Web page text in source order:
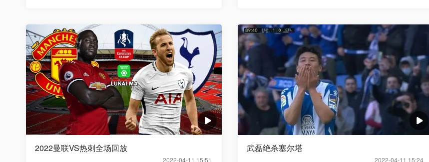
2022-04-11 15:51
2022曼联VS热刺全场回放
2022-04-11 15:24
武磊绝杀塞尔塔